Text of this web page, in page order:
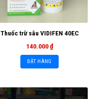
Thuốc trừ sâu VIDIFEN 40EC
140.000₫
ĐẶT HÀNG